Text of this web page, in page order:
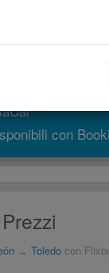
con
↔ Toledo con